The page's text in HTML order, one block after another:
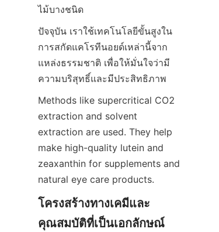
ไม้บางชนิด
ปัจจุบัน เราใช้เทคโนโลยีขั้นสูงใน
การสกัดแคโรทีนอยด์เหล่านี้จาก
แหล่งธรรมชาติ เพื่อให้มั่นใจว่ามี
ความบริสุทธิ์และมีประสิทธิภาพ
Methods like supercritical CO2
extraction and solvent
extraction are used. They help
make high-quality lutein and
zeaxanthin for supplements and
natural eye care products.
โครงสร้างทางเคมีและ
คุณสมบัติที่เป็นเอกลักษณ์